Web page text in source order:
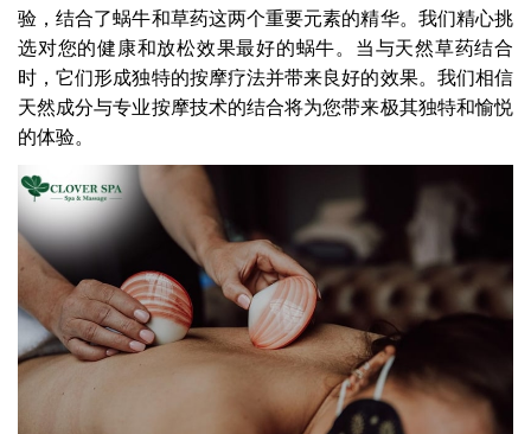
验，结合了蜗牛和草药这两个重要元素的精华。我们精心挑
选对您的健康和放松效果最好的蜗牛。当与天然草药结合
时，它们形成独特的按摩疗法并带来良好的效果。我们相信
天然成分与专业按摩技术的结合将为您带来极其独特和愉悦
的体验。